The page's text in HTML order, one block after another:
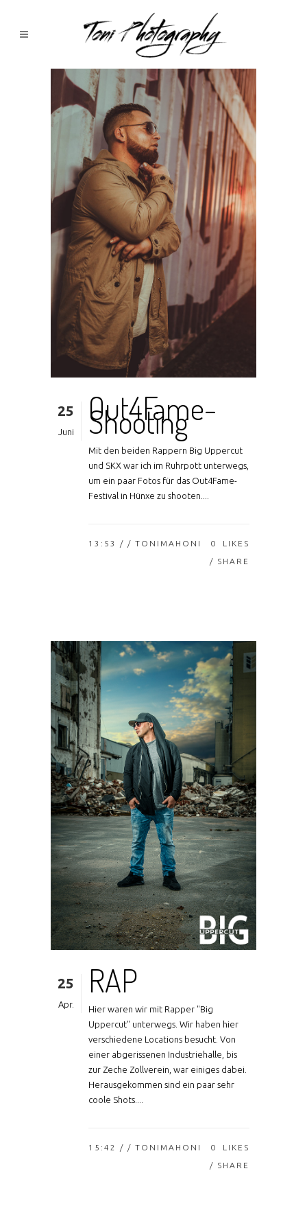
25
Juni
Out4Fame-
Shooting
Mit den beiden Rappern Big Uppercut
und SKX war ich im Ruhrpott unterwegs,
um ein paar Fotos für das Out4Fame-
Festival in Hünxe zu shooten....
13:53 / / TONIMAHONI 0
LIKES
SHARE
25
Apr.
RAP
Hier waren wir mit Rapper "Big
Uppercut" unterwegs. Wir haben hier
verschiedene Locations besucht. Von
einer abgerissenen Industriehalle, bis
zur Zeche Zollverein, war einiges dabei.
Herausgekommen sind ein paar sehr
coole Shots....
15:42 / / TONIMAHONI 0
LIKES
SHARE